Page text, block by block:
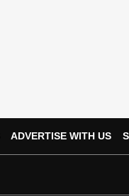
ADVERTISE WITH US